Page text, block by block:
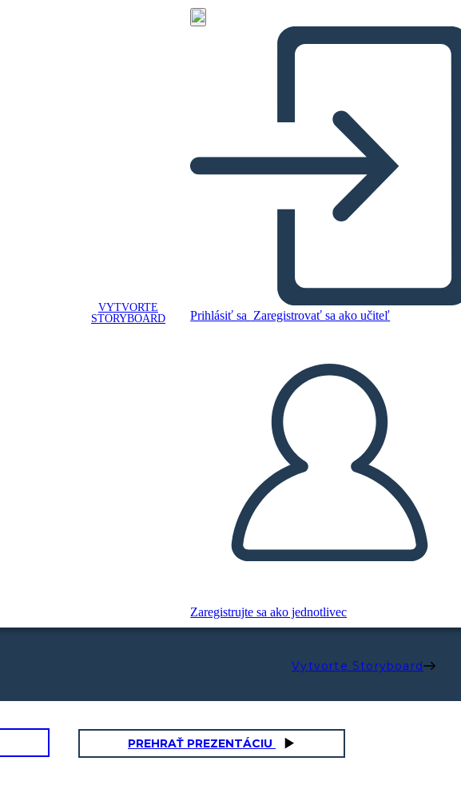
VYTVORTE
STORYBOARD
Prihlásiť sa Zaregistrovať sa ako učiteľ
Zaregistrujte sa ako jednotlivec
Vytvorte Storyboard
PREHRAŤ PREZENTÁCIU